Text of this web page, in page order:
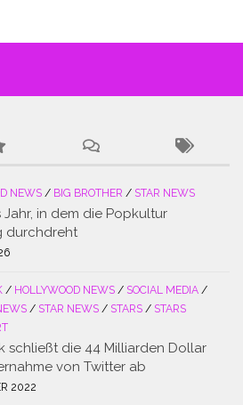
NEWS / BIG BROTHER / STAR NEWS
Jahr, in dem die Popkultur
durchdreht
/ HOLLYWOOD NEWS / SOCIAL MEDIA /
/ STAR NEWS / STARS / STARS
schließt die 44 Milliarden Dollar
von Twitter ab
2022